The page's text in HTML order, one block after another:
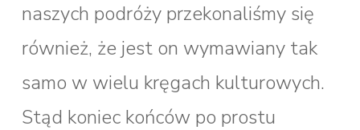
naszych podróży przekonaliśmy się
również, że jest on wymawiany tak
samo w wielu kręgach kulturowych.
Stąd koniec końców po prostu